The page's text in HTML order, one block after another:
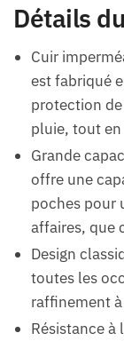
Détails
Cuir
est fabriqué
protection
pluie, tout
Grande
offre une
poches pour
affaires, que
Design
toutes les
raffinement
Résistance à